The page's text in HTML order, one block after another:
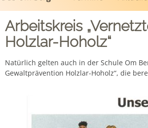
Arbeitskreis
Holzlar-Hoholz“
Natürlich gelten auch in der Schule Om
Gewaltprävention Holzlar-Hoholz“, die